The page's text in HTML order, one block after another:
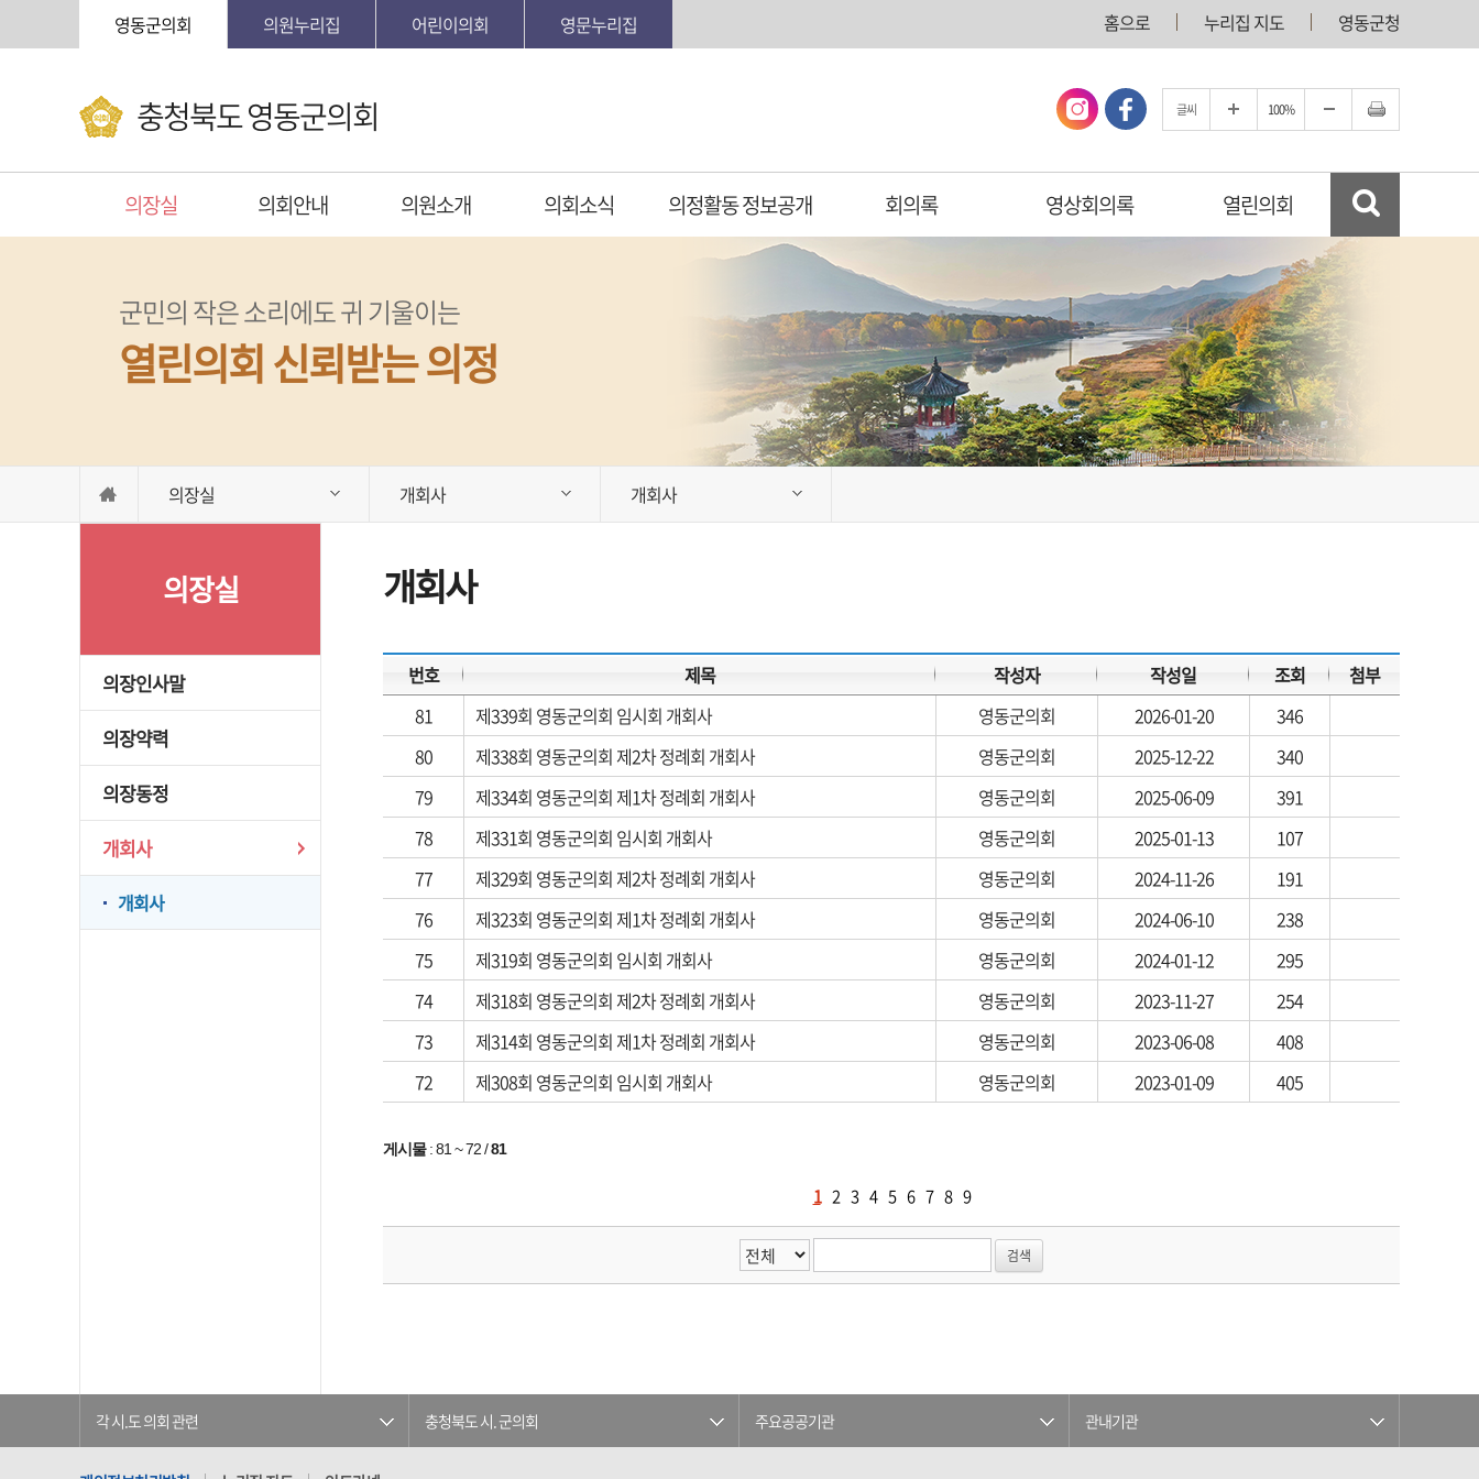
영동군의회 의원누리집 어린이의회 영문누리집 홈으로 누리집 지도 영동군청
충청북도 영동군의회 글씨 100%
의장실 의회안내 의원소개 의회소식 의정활동 정보공개 회의록 영상회의록 열린의회
군민의 작은 소리에도 귀 기울이는
열린의회 신뢰받는 의정
의장실 개회사 개회사
의장실
의장인사말
의장약력
의장동정
개회사
개회사
개회사
번호 제목 작성자 작성일 조회
첨부
81
제339회 영동군의회 임시회 개회사 영동군의회 2026-01-20
346
80
제338회 영동군의회 제2차 정례회 개회사 영동군의회 2025-12-22
340
79
제334회 영동군의회 제1차 정례회 개회사 영동군의회 2025-06-09
391
78
제331회 영동군의회 임시회 개회사 영동군의회 2025-01-13
107
77
제329회 영동군의회 제2차 정례회 개회사 영동군의회 2024-11-26
191
76
제323회 영동군의회 제1차 정례회 개회사 영동군의회 2024-06-10
238
75
제319회 영동군의회 임시회 개회사 영동군의회 2024-01-12
295
74
제318회 영동군의회 제2차 정례회 개회사 영동군의회 2023-11-27
254
73
제314회 영동군의회 제1차 정례회 개회사 영동군의회 2023-06-08
408
72
제308회 영동군의회 임시회 개회사 영동군의회 2023-01-09 405
게시물:81 ~ 72/81
1 2 3 4 5 6 7 8 9
각 시.도 의회 관련 충청북도 시. 군의회 주요공공기관 관내기관